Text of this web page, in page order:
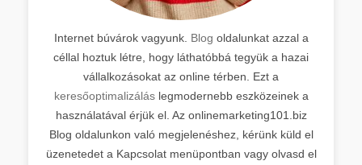
Internet búvárok vagyunk. Blog oldalunkat azzal a
céllal hoztuk létre, hogy láthatóbbá tegyük a hazai
vállalkozásokat az online térben. Ezt a
keresőoptimalizáláslegmodernebb eszközeinek a
használatával érjük el. Az onlinemarketing101.biz
Blog oldalunkon való megjelenéshez, kérünk küld el
üzenetedet a Kapcsolat menüpontban vagy olvasd el